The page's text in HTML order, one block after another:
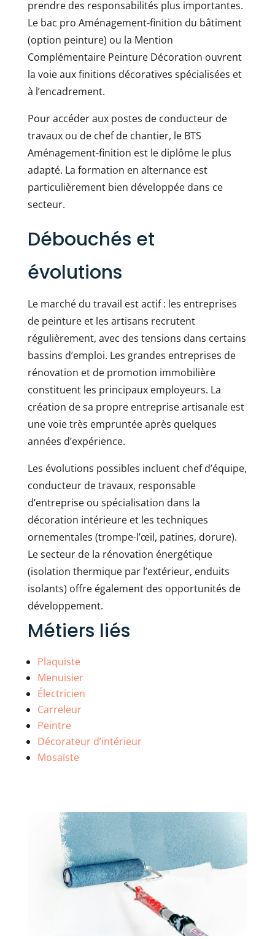
prendre des responsabilités plus importantes.
Le bac pro Aménagement-finition du bâtiment
(option peinture) ou la Mention
Complémentaire Peinture Décoration ouvrent
la voie aux finitions décoratives spécialisées et
à l’encadrement.
Pour accéder aux postes de conducteur de
travaux ou de chef de chantier, le BTS
Aménagement-finition est le diplôme le plus
adapté. La formation en alternance est
particulièrement bien développée dans ce
secteur.
Débouchés et
évolutions
Le marché du travail est actif : les entreprises
de peinture et les artisans recrutent
régulièrement, avec des tensions dans certains
bassins d’emploi. Les grandes entreprises de
rénovation et de promotion immobilière
constituent les principaux employeurs. La
création de sa propre entreprise artisanale est
une voie très empruntée après quelques
années d’expérience.
Les évolutions possibles incluent chef d’équipe,
conducteur de travaux, responsable
d’entreprise ou spécialisation dans la
décoration intérieure et les techniques
ornementales (trompe-l’œil, patines, dorure).
Le secteur de la rénovation énergétique
(isolation thermique par l’extérieur, enduits
isolants) offre également des opportunités de
développement.
Métiers liés
Plaquiste
Menuisier
Électricien
Carreleur
Peintre
Décorateur d’intérieur
Mosaïste